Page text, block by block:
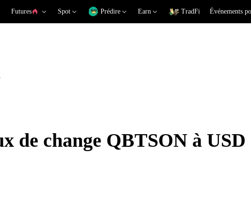
Futures Spot Prédire Earn TradFi Événements
de change QBTSON à USD